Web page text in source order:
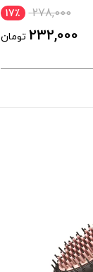
278,000 17٪
232,000 تومان